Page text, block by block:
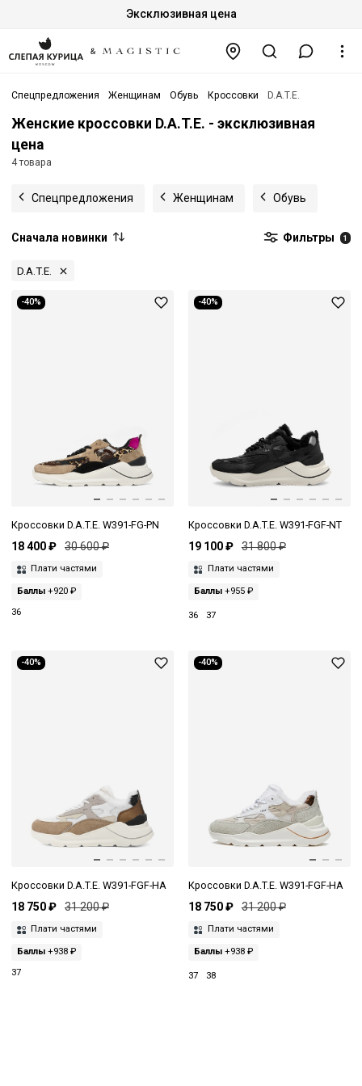
Эксклюзивная цена
Спецпредложения Женщинам Обувь Кроссовки D.A.T.E.
Женские кроссовки D.A.T.E. - эксклюзивная
цена
4 товара
Спецпредложения Женщинам Обувь
Сначала новинки Фильтры 1
D.A.T.E.
-40%
Кроссовки D.A.T.E. W391-FG-PN
18 400 ₽ 30 600 ₽
Плати частями
Баллы +920 ₽
36
-40%
Кроссовки D.A.T.E. W391-FGF-NT
19 100 ₽ 31 800 ₽
Плати частями
Баллы+955 ₽
36 37
-40%
Кроссовки D.A.T.E. W391-FGF-HA
18 750 ₽ 31 200 ₽
Плати частями
Баллы +938 ₽
37
-40%
Кроссовки D.A.T.E. W391-FGF-HA
18 750 ₽ 31 200 ₽
Плати частями
Баллы+938 ₽
37 38